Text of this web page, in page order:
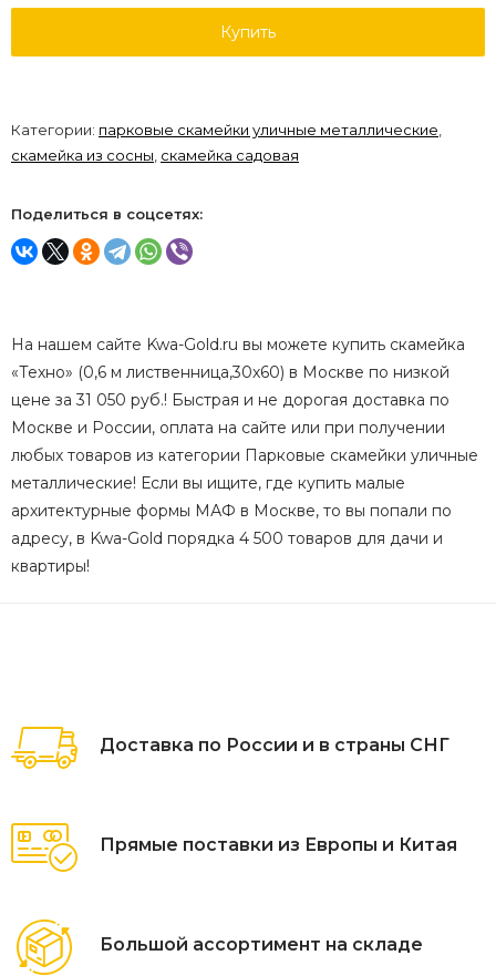
Купить
Категории: парковые скамейки уличные металлические,
скамейка из сосны, скамейка садовая
Поделиться в соцсетях:
На нашем сайте Kwa-Gold.ru вы можете купить скамейка
«Техно» (0,6 м лиственница,30х60) в Москве по низкой
цене за 31 050 руб.! Быстрая и не дорогая доставка по
Москве и России, оплата на сайте или при получении
любых товаров из категории Парковые скамейки уличные
металлические! Если вы ищите, где купить малые
архитектурные формы МАФ в Москве, то вы попали по
адресу, в Kwa-Gold порядка 4 500 товаров для дачи и
квартиры!
Доставка по России и в страны СНГ
Прямые поставки из Европы и Китая
Большой ассортимент на складе